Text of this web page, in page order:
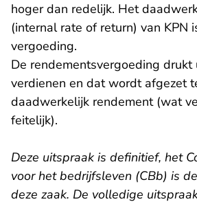
hoger dan redelijk. Het
(internal rate of return) van KPN
vergoeding.
De rendementsvergoeding drukt
verdienen en dat wordt afgezet
daadwerkelijk rendement (wat
feitelijk).
Deze uitspraak is definitief, het
voor het bedrijfsleven (CBb) is
deze zaak. De volledige